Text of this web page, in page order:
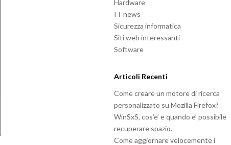
Hardware
IT news
Sicurezza informatica
Siti web interessanti
Software
Articoli Recenti
Come creare un motore di ricerca
personalizzato su Mozilla Firefox?
WinSxS, cos’e’ e quando e’ possibile
recuperare spazio.
Come aggiornare velocemente i